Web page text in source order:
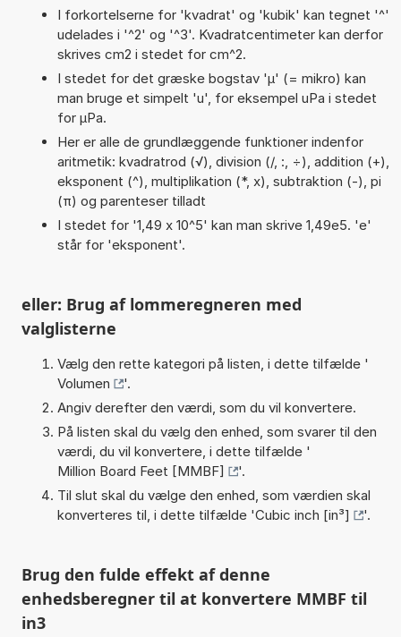
I forkortelserne for 'kvadrat' og 'kubik' kan tegnet '^'
udelades i '^2' og '^3'. Kvadratcentimeter kan derfor
skrives cm2 i stedet for cm^2.
I stedet for det græske bogstav 'µ' (= mikro) kan
man bruge et simpelt 'u', for eksempel uPa i stedet
for µPa.
Her er alle de grundlæggende funktioner indenfor
aritmetik: kvadratrod (√), division (/, :, ÷), addition (+),
eksponent (^), multiplikation (*, x), subtraktion (-), pi
(π) og parenteser tilladt
I stedet for '1,49 x 10^5' kan man skrive 1,49e5. 'e'
står for 'eksponent'.
eller: Brug af lommeregneren med
valglisterne
Vælg den rette kategori på listen, i dette tilfælde '
Volumen
'.
Angiv derefter den værdi, som du vil konvertere.
På listen skal du vælg den enhed, som svarer til den
værdi, du vil konvertere, i dette tilfælde '
Million Board Feet [MMBF]
'.
Til slut skal du vælge den enhed, som værdien skal
konverteres til, i dette tilfælde 'Cubic inch [in³] '.
Brug den fulde effekt af denne
enhedsberegner til at konvertere MMBF til
in3